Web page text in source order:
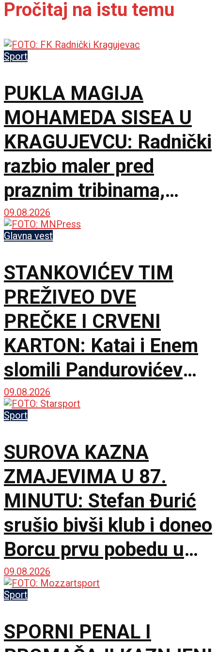
Pročitaj na istu temu
Sport
PUKLA MAGIJA
MOHAMEDA SISEA U
KRAGUJEVCU: Radnički
razbio maler pred
praznim tribinama,
Zemun pao na sparnom
Čika Dači!
09.08.2026
Glavna vest
STANKOVIĆEV TIM
PREŽIVEO DVE
PREČKE I CRVENI
KARTON: Katai i Enem
slomili Pandurovićev
bedem, Pazarci
promašivali u Ljutice
Bogdana!
09.08.2026
Sport
SUROVA KAZNA
ZMAJEVIMA U 87.
MINUTU: Stefan Đurić
srušio bivši klub i doneo
Borcu prvu pobedu u
sezoni!
09.08.2026
Sport
SPORNI PENAL I